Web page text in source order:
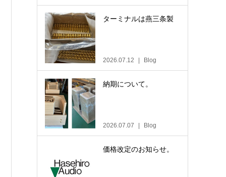
ターミナルは燕三条製
2026.07.12 Blog
納期について。
2026.07.07 Blog
価格改定のお知らせ。